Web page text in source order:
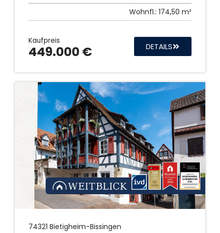
Wohnfl.: 174,50 m²
Kaufpreis
449.000 € DETAILS
74321 Bietigheim-Bissingen